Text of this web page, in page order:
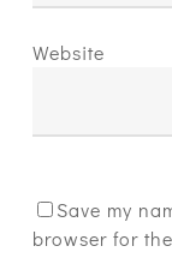
Website
Save my
browser for